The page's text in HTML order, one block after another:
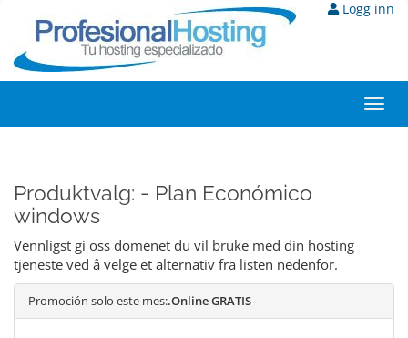
Logg inn
Produktvalg: - Plan Económico
windows
Vennligst gi oss domenet du vil bruke med din hosting
tjeneste ved å velge et alternativ fra listen nedenfor.
Promoción solo este mes:.Online GRATIS